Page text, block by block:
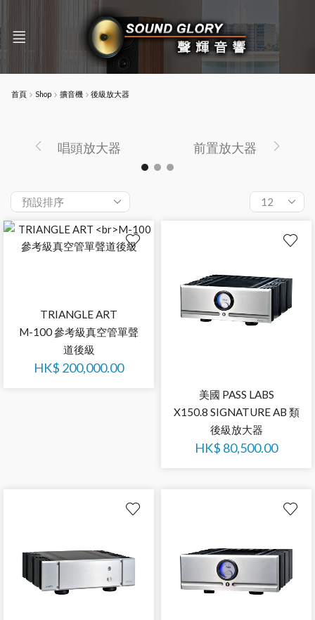
首頁 Shop 擴音機 後級放大器
唱頭放大器 前置放大器
TRIANGLE ART
M-100 參考級真空管單聲
道後級
HK$ 200,000.00
美國 PASS LABS
X150.8 SIGNATURE AB 類
後級放大器
HK$ 80,500.00